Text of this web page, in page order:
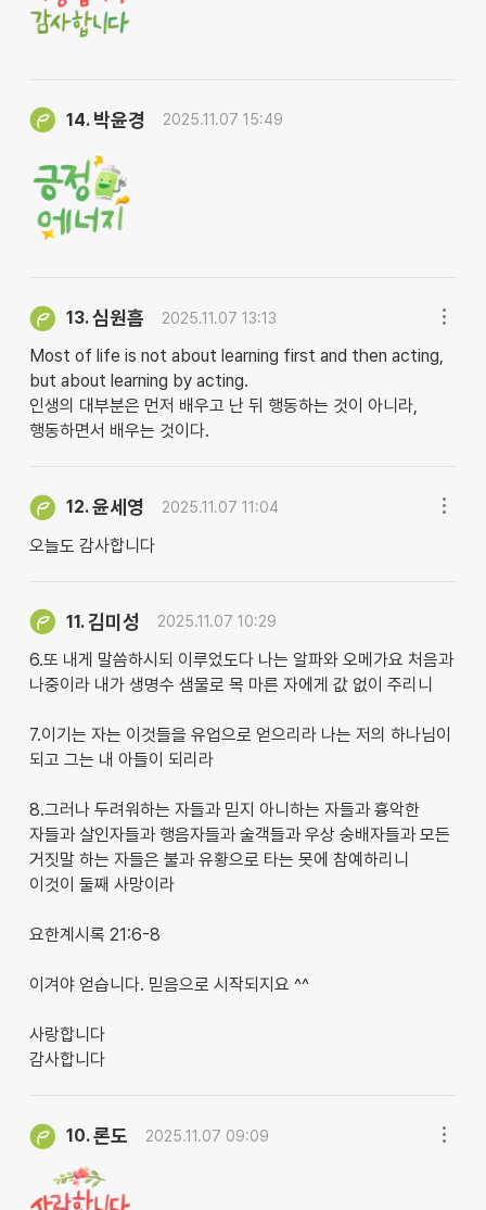
14. 박윤경 2025.11.07 15:49
13.심원흠 2025.11.07 13:13
Most of life is not about learning first and then acting,
but about learning by acting.
인생의 대부분은 먼저 배우고 난 뒤 행동하는 것이 아니라,
행동하면서 배우는 것이다.
12.윤세영 2025.11.07 11:04
오늘도 감사합니다
11.김미성 2025.11.07 10:29
6.또 내게 말씀하시되 이루었도다 나는 알파와 오메가요 처음과
나중이라 내가 생명수 샘물로 목 마른 자에게 값 없이 주리니
7.이기는 자는 이것들을 유업으로 얻으리라 나는 저의 하나님이
되고 그는 내 아들이 되리라
8.그러나 두려워하는 자들과 믿지 아니하는 자들과 흉악한
자들과 살인자들과 행음자들과 술객들과 우상 숭배자들과 모든
거짓말 하는 자들은 불과 유황으로 타는 못에 참예하리니
이것이 둘째 사망이라
요한계시록 21:6-8
이겨야 얻습니다. 믿음으로 시작되지요 ^^
사랑합니다
감사합니다
10.론도 2025.11.07 09:09